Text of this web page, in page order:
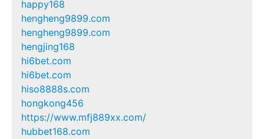
happy168
hengheng9899.com
hengheng9899.com
hengjing168
hi6bet.com
hi6bet.com
hiso8888s.com
hongkong456
https://www.mfj889xx.com/
hubbet168.com